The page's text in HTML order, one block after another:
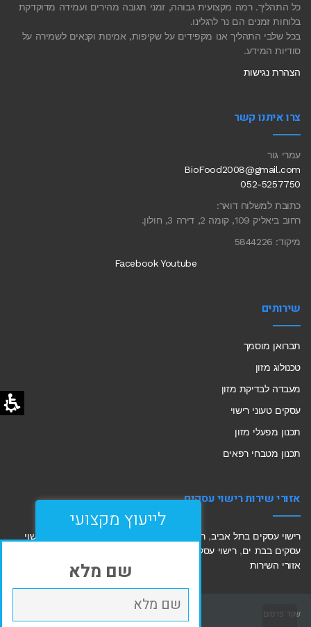
כל התהליך. רמה מקצועית גבוהה, זמני תגובה מהירים ועמידה מדוקדקת
בלוחות זמנים הם נר לרגלינו.
בכל שלבי התהליך אנו מקפידים על שקיפות, אמינות וקנאים לשמירה על
סודיות המידע.
הצהרת נגישות
צרו איתנו קשר
עמרי גור
BioFood2008@gmail.com
052-5257750
כתובת למשלוח דואר:
רחוב ביאליק 109, קומה 2, דירה 3, חולון.
מיקוד: 5844226
Facebook Youtube
שירותים
תברואן מוסמך
טכנולוג מזון
מעבדה לבדיקת מזון
עסקים טעוני רישוי
תכנון מפעלי מזון
תכנון מטבחי רפאים
אזורי שירות רישוי עסקים
רישוי עסקים בתל אביב,רישוי עסקים בחולון
רישוי
עסקים בבת ים,רישוי עסקים בראשון לציון
אזורי השירות
שקד פרסום
לייעוץ מקצועי
שם מלא